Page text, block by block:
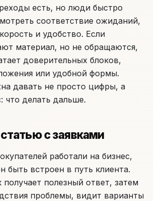
есть, но люди быстро
соответствие ожиданий,
и удобство. Если
материал, но не обращаются,
доверительных блоков,
или удобной формы.
давать не просто цифры, а
что делать дальше.
с заявками
работали на бизнес,
быть встроен в путь клиента.
получает полезный ответ, затем
проблемы, видит варианты